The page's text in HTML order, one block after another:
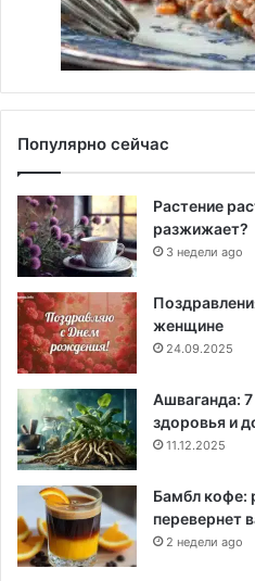
Популярно сейчас
Растение
разжижает?
3 недели ago
женщине
24.09.2025
Ашваганда:
здоровья и
11.12.2025
Бамбл кофе:
перевернет
2 недели ago